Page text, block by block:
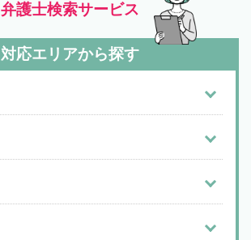
弁護士検索サービス
対応エリアから探す